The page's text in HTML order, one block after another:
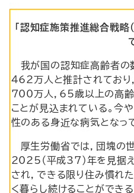
「認知症施策推進総合戦略
我が国の認知症高齢者の
462万人と推計されており
700万人，65歳以上の高
ことが見込まれている。今
性のある身近な病気となっ
厚生労働省では，団塊の
2025（平成37）年を見据
され，できる限り住み慣れ
く暮らし続けることができ